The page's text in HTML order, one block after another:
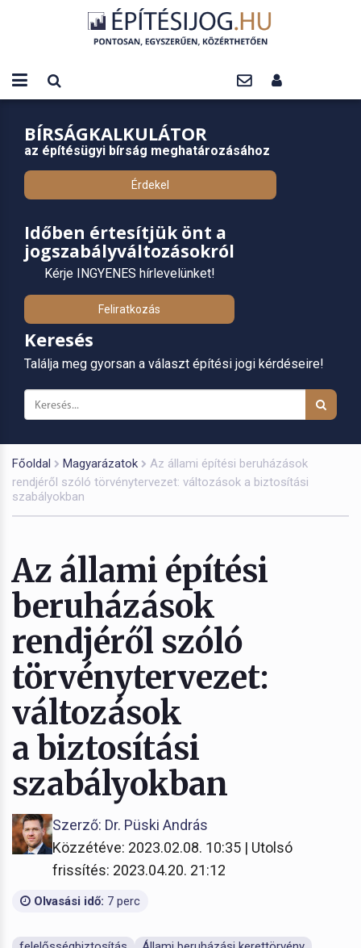
BÍRSÁGKALKULÁTOR
az építésügyi bírság meghatározásához
Érdekel
Időben értesítjük önt a
jogszabályváltozásokról
Kérje INGYENES hírlevelünket!
Feliratkozás
Keresés
Találja meg gyorsan a választ építési jogi kérdéseire!
Főoldal Magyarázatok
Az állami építési beruházások
rendjéről szóló törvénytervezet: változások a biztosítási
szabályokban
Az állami építési
beruházások
rendjéről szóló
törvénytervezet:
változások
a biztosítási
szabályokban
Szerző: Dr. Püski András
Közzétéve: 2023.02.08. 10:35 | Utolsó
frissítés: 2023.04.20. 21:12
Olvasási idő: 7 perc